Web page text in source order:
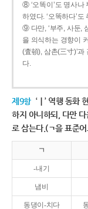
⑧ ‘오똑이’도 명사나
하였다. ‘오똑하다’
⑨ 다만, ‘부주, 사둔,
을 의식하는 경향이
(査頓), 삼촌(三寸)’
다.
제9항 ‘ㅣ’ 역행 동화
하지 아니하되, 다만
로 삼는다.(ㄱ을 표준
ㄱ
-내기
냄비
동댕이-치다